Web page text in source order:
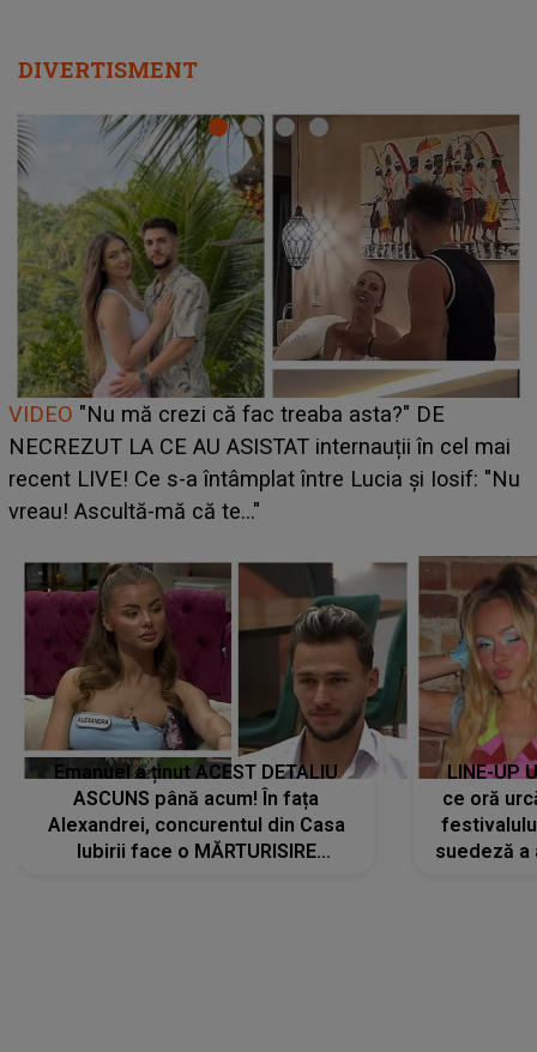
DIVERTISMENT
Cine este Bianca, tânăra clujeancă luată pe scenă la
UNTOLD ONE de Zara Larsson? Aceasta a dezvăluit
ce i-a spus artista suedeză în culise: „Nu am fost
pregătită...”
Emanuel a ținut ACEST DETALIU
ASCUNS până acum! În fața
Alexandrei, concurentul din Casa
Iubirii face o MĂRTURISIRE
LINE-UP
ce oră
suedeză a